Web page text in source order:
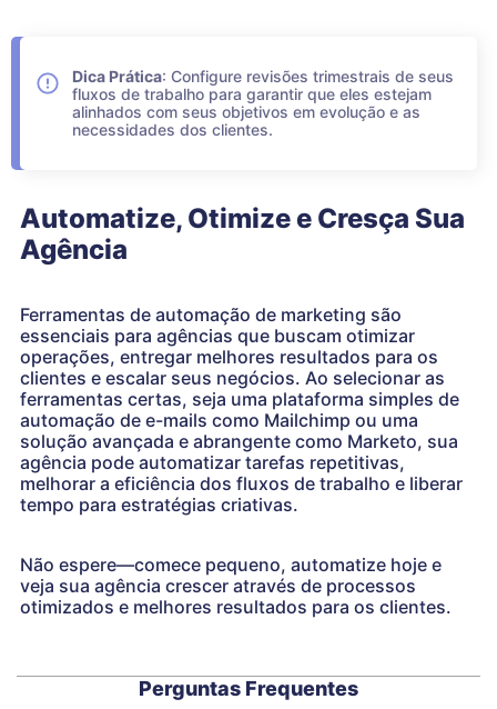
Dica Prática: Configure revisões trimestrais de seus
fluxos de trabalho para garantir que eles estejam
alinhados com seus objetivos em evolução e as
necessidades dos clientes.
Automatize, Otimize e Cresça Sua
Agência
Ferramentas de automação de marketing são
essenciais para agências que buscam otimizar
operações, entregar melhores resultados para os
clientes e escalar seus negócios. Ao selecionar as
ferramentas certas, seja uma plataforma simples de
automação de e-mails como Mailchimp ou uma
solução avançada e abrangente como Marketo, sua
agência pode automatizar tarefas repetitivas,
melhorar a eficiência dos fluxos de trabalho e liberar
tempo para estratégias criativas.
Não espere—comece pequeno, automatize hoje e
veja sua agência crescer através de processos
otimizados e melhores resultados para os clientes.
Perguntas Frequentes